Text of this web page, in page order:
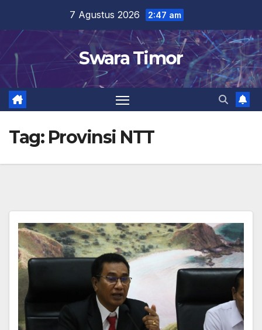
content
7 Agustus 2026 2:47 am
Swara Timor
Tag: Provinsi NTT